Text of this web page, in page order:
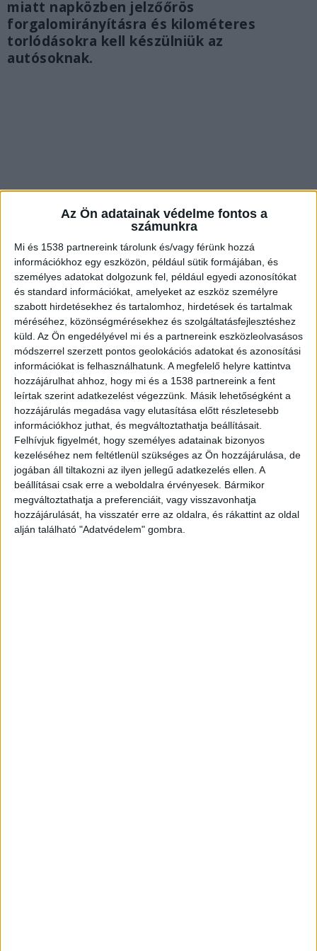
Az Ön adatainak védelme fontos a
számunkra
Mi és 1538 partnereink tárolunk és/vagy férünk hozzá
információkhoz egy eszközön, például sütik formájában, és
személyes adatokat dolgozunk fel, például egyedi azonosítókat
és standard információkat, amelyeket az eszköz személyre
szabott hirdetésekhez és tartalomhoz, hirdetések és tartalmak
méréséhez, közönségmérésekhez és szolgáltatásfejlesztéshez
küld. Az Ön engedélyével mi és a partnereink eszközleolvasásos
módszerrel szerzett pontos geolokációs adatokat és azonosítási
információkat is felhasználhatunk. A megfelelő helyre kattintva
hozzájárulhat ahhoz, hogy mi és a 1538 partnereink a fent
leírtak szerint adatkezelést végezzünk. Másik lehetőségként a
hozzájárulás megadása vagy elutasítása előtt részletesebb
információkhoz juthat, és megváltoztathatja beállításait.
Felhívjuk figyelmét, hogy személyes adatainak bizonyos
kezeléséhez nem feltétlenül szükséges az Ön hozzájárulása, de
jogában áll tiltakozni az ilyen jellegű adatkezelés ellen. A
beállításai csak erre a weboldalra érvényesek. Bármikor
megváltoztathatja a preferenciáit, vagy visszavonhatja
hozzájárulását, ha visszatér erre az oldalra, és rákattint az oldal
alján található "Adatvédelem" gombra.
miatt napközben jelzőőrös
forgalomirányításra és kilométeres
torlódásokra kell készülniük az
autósoknak.
Kritikus szakaszon indul a munka
A Magyar Közút Nonprofit Zrt. tájékoztatása
szerint 2026. július 1-től, szerdától újabb
üteméhez érkezik a 11-es számú főút szentendrei
átkelési szakaszának felújítása. A munkálatok
ezúttal a város egyik legkritikusabb és
legforgalmasabb részét, az Ady Endre utca és a
Papszigeti lehajtó közötti útszakaszt érintik
közvetlenül. A munkagépek megjelenésével a
térség közlekedése napközben szinte teljesen
megbénulhat.A BudapestKörnyéke.hu hírportál
legfrissebb híreit ide kattintva éred el! A